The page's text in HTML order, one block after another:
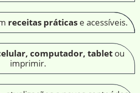
receitas práticase acessíveis.
computador, tabletou
imprimir.